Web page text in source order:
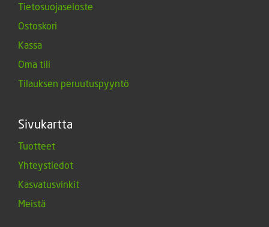
Tietosuojaseloste
Ostoskori
Kassa
Oma tili
Tilauksen peruutuspyyntö
Sivukartta
Tuotteet
Yhteystiedot
Kasvatusvinkit
Meistä